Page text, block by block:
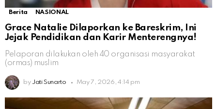
Berita NASIONAL
Grace Natalie Dilaporkan ke Bareskrim, Ini
Jejak Pendidikan dan Karir Menterengnya!
Pelaporan dilakukan oleh 40 organisasi masyarakat
(ormas) muslim
by Jati Sunarto May 7, 2026, 4:14 pm